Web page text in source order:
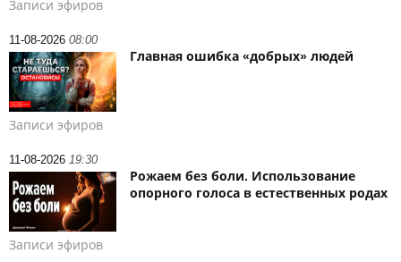
Записи эфиров
11-08-2026 08:00
Главная ошибка «добрых» людей
Записи эфиров
11-08-2026 19:30
Рожаем без боли. Использование
опорного голоса в естественных родах
Записи эфиров